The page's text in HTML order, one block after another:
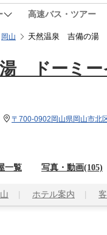
高速バス・ツアー
岡山 天然温泉 吉備の湯
ドーミー
〒700-0902岡山県岡山市北
一覧 写真・動画(105)
ホテル案内